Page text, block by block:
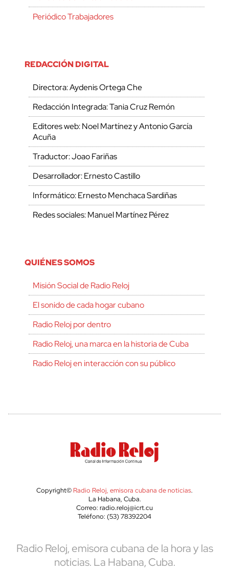
Periódico Trabajadores
REDACCIÓN DIGITAL
Directora: Aydenis Ortega Che
Redacción Integrada: Tania Cruz Remón
Editores web: Noel Martínez y Antonio García
Acuña
Traductor: Joao Fariñas
Desarrollador: Ernesto Castillo
Informático: Ernesto Menchaca Sardiñas
Redes sociales: Manuel Martínez Pérez
QUIÉNES SOMOS
Misión Social de Radio Reloj
El sonido de cada hogar cubano
Radio Reloj por dentro
Radio Reloj, una marca en la historia de Cuba
Radio Reloj en interacción con su público
Copyright© Radio Reloj, emisora cubana de noticias.
La Habana, Cuba.
Correo: radio.reloj@icrt.cu
Teléfono: (53) 78392204
Radio Reloj, emisora cubana de la hora y las
noticias. La Habana, Cuba.